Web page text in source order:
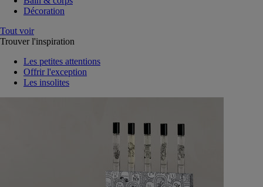
Décoration
Tout voir
Trouver l'inspiration
Les petites attentions
Offrir l'exception
Les insolites